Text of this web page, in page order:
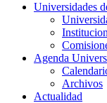
Universidades
Agenda
Archivos
Actualidad